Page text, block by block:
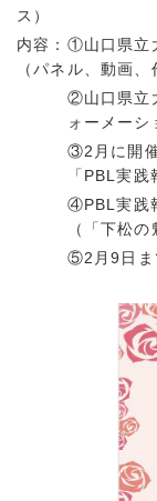
ス）
内容：①山口県立
（パネル、動画、
②山口県立
ォーメーシ
③2月に開
「PBL実
④PBL実践
（「下松
⑤2月9日ま